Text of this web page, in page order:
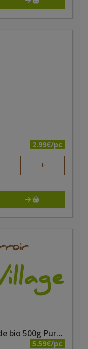
2.99€/pc
+
Mélange de graines pour salade bio 500g Pure & Prime
5.59€/pc